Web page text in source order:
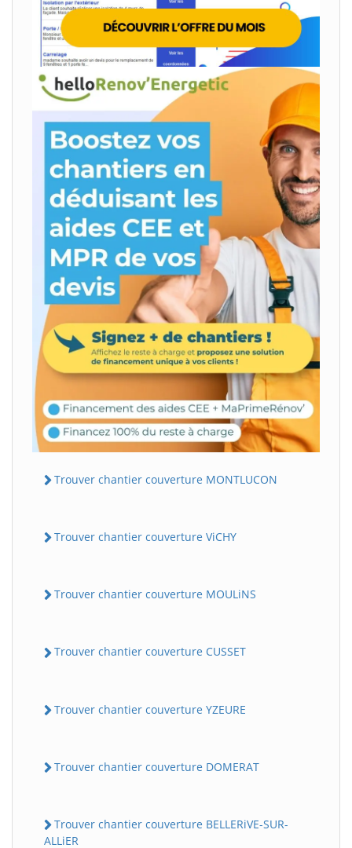
Trouver chantier couverture MONTLUCON
Trouver chantier couverture ViCHY
Trouver chantier couverture MOULiNS
Trouver chantier couverture CUSSET
Trouver chantier couverture YZEURE
Trouver chantier couverture DOMERAT
Trouver chantier couverture BELLERiVE-SUR-
ALLiER